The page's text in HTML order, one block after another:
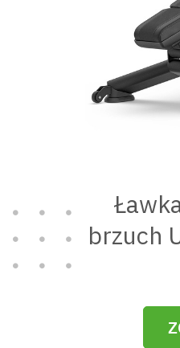
brzuch